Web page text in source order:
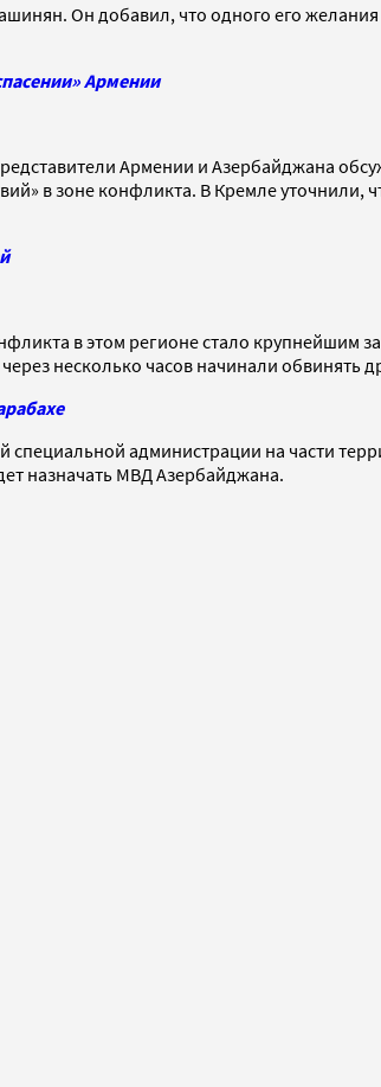
Он добавил, что одного его
Армении
Армении и Азербайджана
в зоне конфликта. В Кремле
в этом регионе стало крупнейшим
несколько часов начинали обвинять
специальной администрации на части
назначать МВД Азербайджана.